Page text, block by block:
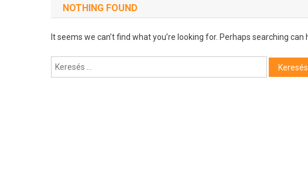
NOTHING FOUND
It seems we can’t find what you’re looking for. Perhaps searching can
Keresés: